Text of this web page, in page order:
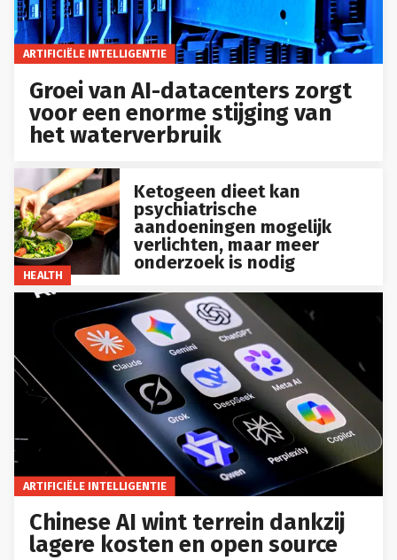
ARTIFICIËLE INTELLIGENTIE
Groei van AI-datacenters zorgt
voor een enorme stijging van
het waterverbruik
HEALTH
Ketogeen dieet kan
psychiatrische
aandoeningen mogelijk
verlichten, maar meer
onderzoek is nodig
ARTIFICIËLE INTELLIGENTIE
Chinese AI wint terrein dankzij
lagere kosten en open source